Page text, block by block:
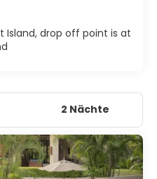
Island, drop off point is at
2 Nächte